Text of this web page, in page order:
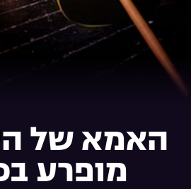
האמא של
מופרע